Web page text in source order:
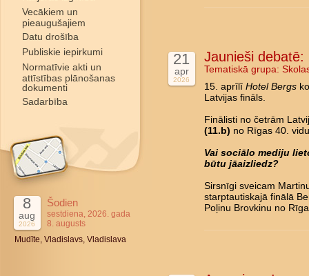
Vecākiem un
pieaugušajiem
Datu drošība
Publiskie iepirkumi
Normatīvie akti un
attīstības plānošanas
dokumenti
Sadarbība
8
aug
2026
Šodien
sestdiena, 2026. gada
8. augusts
Mudīte, Vladislavs, Vladislava
21
apr
2026
Jaunieši debatē:
Tematiskā grupa:
15. aprīlī Hotel Bergs
Latvijas fināls.
Finālisti no četrām
(11.b) no Rīgas 40.
Vai sociālo mediju
būtu jāaizliedz?
Sirsnīgi sveicam
starptautiskajā finālā
Poļinu Brovkinu no